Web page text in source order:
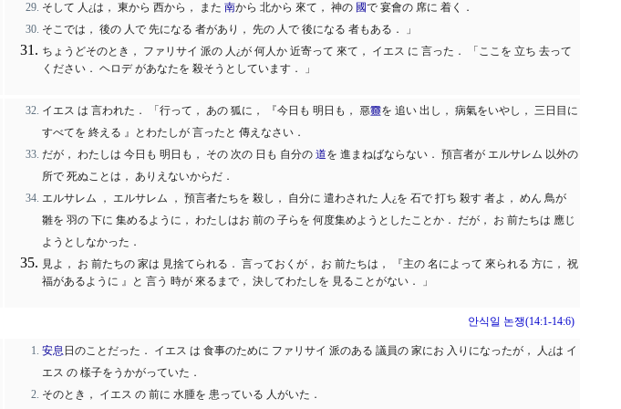
そして 人¿は， 東から 西から， また 南から 北から 來て， 神の 國で 宴會の 席に 着く．
そこでは， 後の 人で 先になる 者があり， 先の 人で 後になる 者もある． 」
ちょうどそのとき， ファリサイ 派の 人¿が 何人か 近寄って 來て， イエス に 言った． 「ここを 立ち 去って
ください． ヘロデ があなたを 殺そうとしています． 」
イエス は 言われた． 「行って， あの 狐に， 『今日も 明日も， 惡靈を 追い 出し， 病氣をいやし， 三日目に
すべてを 終える 』とわたしが 言ったと 傳えなさい．
だが， わたしは 今日も 明日も， その 次の 日も 自分の 道を 進まねばならない． 預言者が エルサレム 以外の
所で 死ぬことは， ありえないからだ．
エルサレム ， エルサレム ， 預言者たちを 殺し， 自分に 遣わされた 人¿を 石で 打ち 殺す 者よ， めん 鳥が
雛を 羽の 下に 集めるように， わたしはお 前の 子らを 何度集めようとしたことか． だが， お 前たちは 應じ
ようとしなかった．
見よ， お 前たちの 家は 見捨てられる． 言っておくが， お 前たちは， 『主の 名によって 來られる 方に， 祝
福があるように 』と 言う 時が 來るまで， 決してわたしを 見ることがない． 」
안식일 논쟁(14:1-14:6)
安息 日のことだった． イエス は 食事のために ファリサイ 派のある 議員の 家にお 入りになったが， 人¿は イ
エス の 樣子をうかがっていた．
そのとき， イエス の 前に 水腫を 患っている 人がいた．